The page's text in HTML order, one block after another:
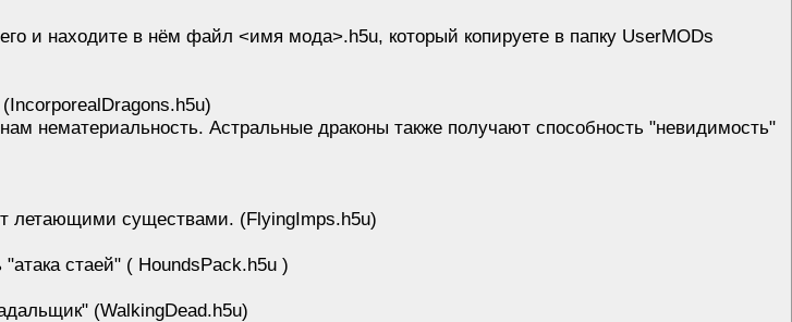
и находите в нём файл <имя мода>.h5u, который копируете в папку UserMODs
нематериальность. Астральные драконы также получают способность "невидимость"
летающими существами. (FlyingImps.h5u)
стаей" ( HoundsPack.h5u )
(WalkingDead.h5u)